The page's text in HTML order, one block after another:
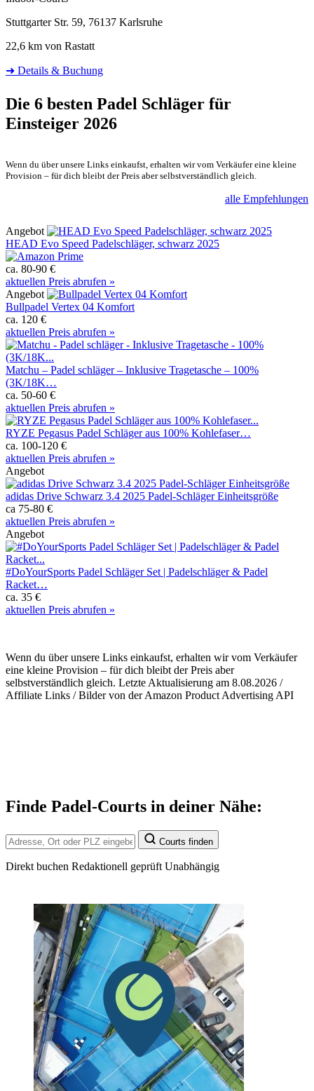
Stuttgarter Str. 59, 76137 Karlsruhe
22,6 km von Rastatt
➜ Details & Buchung
Die 6 besten Padel Schläger für
Einsteiger 2026
Wenn du über unsere Links einkaufst, erhalten wir vom Verkäufer eine kleine
Provision – für dich bleibt der Preis aber selbstverständlich gleich.
alle Empfehlungen
Angebot
HEAD Evo Speed Padelschläger, schwarz 2025
ca. 80-90 €
aktuellen Preis abrufen »
Angebot
Bullpadel Vertex 04 Komfort
ca. 120 €
aktuellen Preis abrufen »
Matchu – Padel schläger – Inklusive Tragetasche – 100%
(3K/18K…
ca. 50-60 €
aktuellen Preis abrufen »
RYZE Pegasus Padel Schläger aus 100% Kohlefaser…
ca. 100-120 €
aktuellen Preis abrufen »
Angebot
adidas Drive Schwarz 3.4 2025 Padel-Schläger Einheitsgröße
ca 75-80 €
aktuellen Preis abrufen »
Angebot
#DoYourSports Padel Schläger Set | Padelschläger & Padel
Racket…
ca. 35 €
aktuellen Preis abrufen »
Wenn du über unsere Links einkaufst, erhalten wir vom Verkäufer
eine kleine Provision – für dich bleibt der Preis aber
selbstverständlich gleich. Letzte Aktualisierung am 8.08.2026 /
Affiliate Links / Bilder von der Amazon Product Advertising API
Finde Padel-Courts in deiner Nähe:
Courts finden
Direkt buchen Redaktionell geprüft Unabhängig